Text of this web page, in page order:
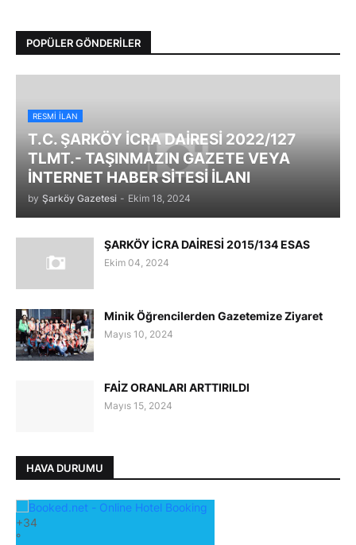
POPÜLER GÖNDERILER
RESMI İLAN
T.C. ŞARKÖY İCRA DAİRESİ 2022/127
TLMT.- TAŞINMAZIN GAZETE VEYA
İNTERNET HABER SİTESİ İLANI
by Şarköy Gazetesi - Ekim 18, 2024
ŞARKÖY İCRA DAİRESİ 2015/134 ESAS
Ekim 04, 2024
Minik Öğrencilerden Gazetemize Ziyaret
Mayıs 10, 2024
FAİZ ORANLARI ARTTIRILDI
Mayıs 15, 2024
HAVA DURUMU
+34
°